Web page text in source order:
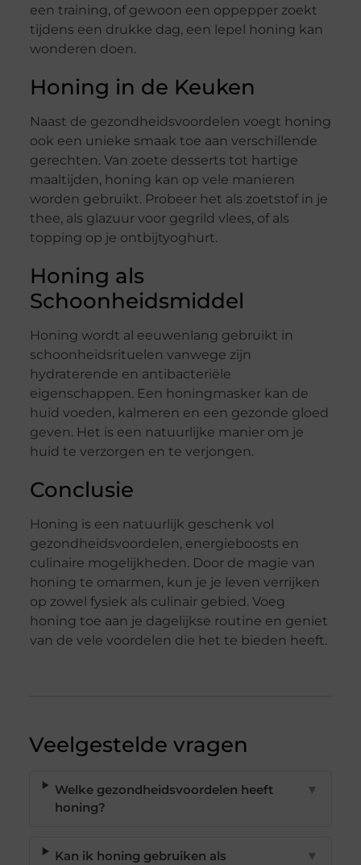
een training, of gewoon een oppepper zoekt
tijdens een drukke dag, een lepel honing kan
wonderen doen.
Honing in de Keuken
Naast de gezondheidsvoordelen voegt honing
ook een unieke smaak toe aan verschillende
gerechten. Van zoete desserts tot hartige
maaltijden, honing kan op vele manieren
worden gebruikt. Probeer het als zoetstof in je
thee, als glazuur voor gegrild vlees, of als
topping op je ontbijtyoghurt.
Honing als
Schoonheidsmiddel
Honing wordt al eeuwenlang gebruikt in
schoonheidsrituelen vanwege zijn
hydraterende en antibacteriële
eigenschappen. Een honingmasker kan de
huid voeden, kalmeren en een gezonde gloed
geven. Het is een natuurlijke manier om je
huid te verzorgen en te verjongen.
Conclusie
Honing is een natuurlijk geschenk vol
gezondheidsvoordelen, energieboosts en
culinaire mogelijkheden. Door de magie van
honing te omarmen, kun je je leven verrijken
op zowel fysiek als culinair gebied. Voeg
honing toe aan je dagelijkse routine en geniet
van de vele voordelen die het te bieden heeft.
Veelgestelde vragen
Welke gezondheidsvoordelen heeft
honing?
▼
Kan ik honing gebruiken als
▼